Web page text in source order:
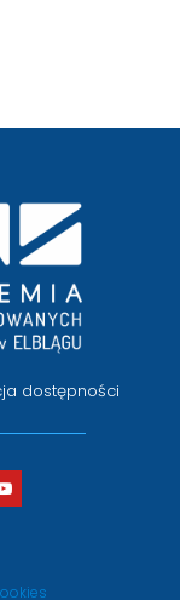
dostępności
Youtube
otwiera
nowym